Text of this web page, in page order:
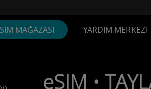
MAĞAZASI YARDIM MERKEZİ
eSIM •